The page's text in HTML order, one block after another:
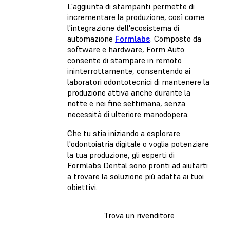
L'aggiunta di stampanti permette di
incrementare la produzione, così come
l'integrazione dell'ecosistema di
automazione Formlabs. Composto da
software e hardware, Form Auto
consente di stampare in remoto
ininterrottamente, consentendo ai
laboratori odontotecnici di mantenere la
produzione attiva anche durante la
notte e nei fine settimana, senza
necessità di ulteriore manodopera.
Che tu stia iniziando a esplorare
l'odontoiatria digitale o voglia potenziare
la tua produzione, gli esperti di
Formlabs Dental sono pronti ad aiutarti
a trovare la soluzione più adatta ai tuoi
obiettivi.
Trova un rivenditore